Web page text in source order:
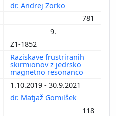
dr. Andrej Zorko
781
9.
Z1-1852
Raziskave frustriranih
skirmionov z jedrsko
magnetno resonanco
1.10.2019 - 30.9.2021
dr. Matjaž Gomilšek
118